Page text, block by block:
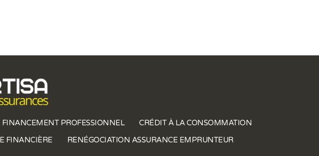
FINANCEMENT PROFESSIONNEL
CRÉDIT À LA CONSOMMATION
FINANCIÈRE RENÉGOCIATION ASSURANCE EMPRUNTEUR